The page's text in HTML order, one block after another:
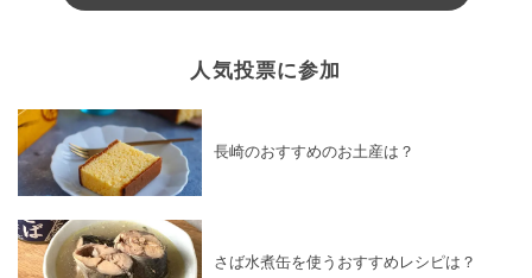
人気投票に参加
長崎のおすすめのお土産は？
さば水煮缶を使うおすすめレシピは？